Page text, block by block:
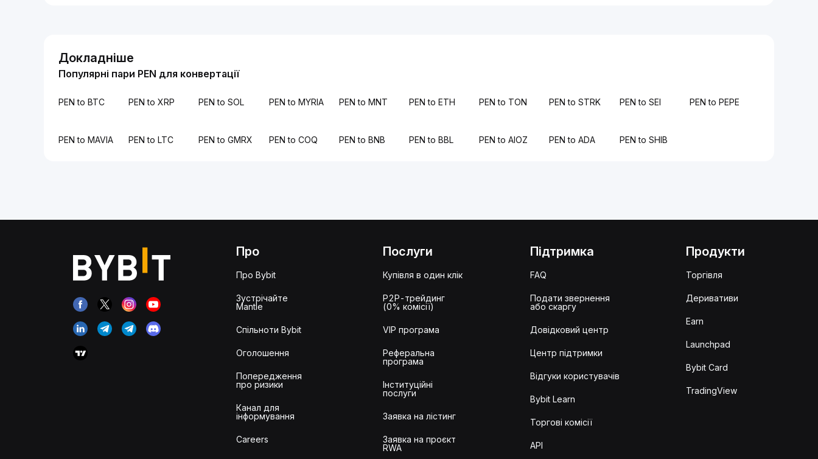
Докладніше
Популярні пари PEN для конвертації
PEN to BTC PEN to XRP PEN to SOL PEN to MYRIA PEN to MNT PEN to ETH PEN to TON PEN to STRK PEN to SEI PEN to PEPE
PEN to MAVIA PEN to LTC PEN to GMRX PEN to COQ PEN to BNB PEN to BBL PEN to AIOZ PEN to ADA PEN to SHIB
Про
Про Bybit
Зустрічайте
Mantle
Спільноти Bybit
Оголошення
Попередження
про ризики
Канал для
інформування
Careers
Послуги
Купівля в один клік
P2P-трейдинг
(0% комісії)
VIP програма
Реферальна
програма
Інституційні
послуги
Заявка на лістинг
Заявка на проєкт
RWA
Підтримка
FAQ
Подати звернення
або скаргу
Довідковий центр
Центр підтримки
Відгуки користувачів
Bybit Learn
Торгові комісії
API
Продукти
Торгівля
Деривативи
Earn
Launchpad
Bybit Card
TradingView